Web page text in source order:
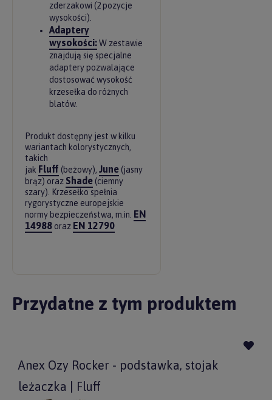
zderzakowi (2 pozycje
wysokości).
Adaptery
wysokości:W zestawie
znajdują się specjalne
adaptery pozwalające
dostosować wysokość
krzesełka do różnych
blatów.
Produkt dostępny jest w kilku
wariantach kolorystycznych,
takich
jak Fluff (beżowy), June (jasny
brąz) orazShade (ciemny
szary). Krzesełko spełnia
rygorystyczne europejskie
normy bezpieczeństwa, m.in. EN
14988 oraz EN 12790
Przydatne z tym produktem
Anex Ozy Rocker - podstawka, stojak
leżaczka | Fluff